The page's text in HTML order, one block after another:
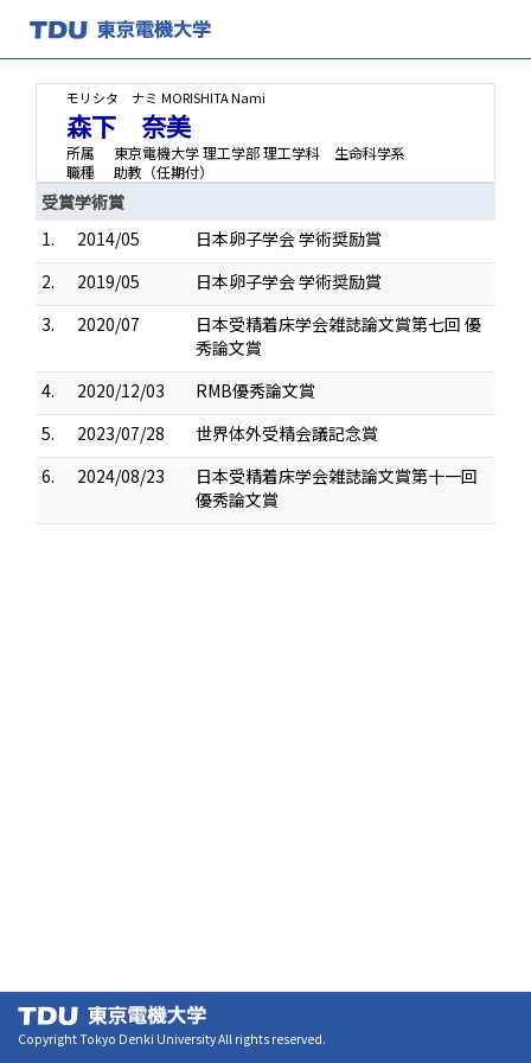
モリシタ ナミ MORISHITA Nami
森下 奈美
所属
東京電機大学 理工学部 理工学科 生命科学系
職種
助教（任期付）
受賞学術賞
1.
2014/05
日本卵子学会 学術奨励賞
2.
2019/05
日本卵子学会 学術奨励賞
3.
2020/07
日本受精着床学会雑誌論文賞第七回 優
秀論文賞
4.
2020/12/03
RMB優秀論文賞
5.
2023/07/28
世界体外受精会議記念賞
6.
2024/08/23
日本受精着床学会雑誌論文賞第十一回
優秀論文賞
Copyright Tokyo Denki University All rights reserved.